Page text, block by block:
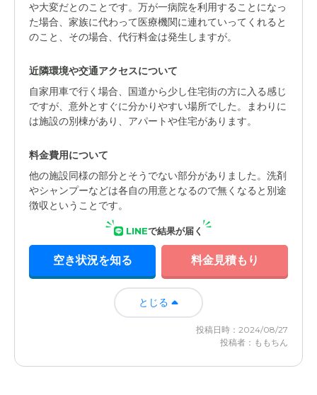
や大変だとのことです。万が一病院を利用することになっ
た場合、家族に代わって医療機関に連れていってくれると
のこと、その場合、代行料金は発生しますが。
近隣環境や交通アクセスについて
自家用車で行く場合、国道から少し住宅街の方に入る感じ
ですが、意外とすぐに分かりやすい場所でした。まわりに
は施設の別棟があり、アパートや住宅があります。
料金費用について
他の施設同様の部分とそうでない部分がありました。洗剤
やシャンプーなどは各自の用意となるので無くなると別途
徴収ということです。
LINEで結果が届く
空き状況を知る 料金見積もり
とじる
投稿日時：2024/08/27
投稿者：ももちん